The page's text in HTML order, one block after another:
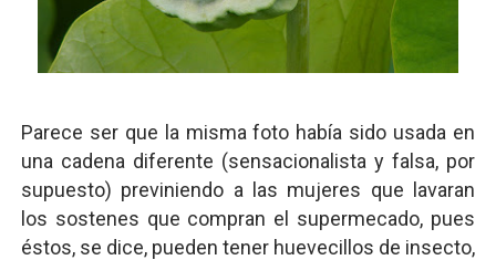
Parece ser que la misma foto había sido usada en
una cadena diferente (sensacionalista y falsa, por
supuesto) previniendo a las mujeres que lavaran
los sostenes que compran el supermecado, pues
éstos, se dice, pueden tener huevecillos de insecto,